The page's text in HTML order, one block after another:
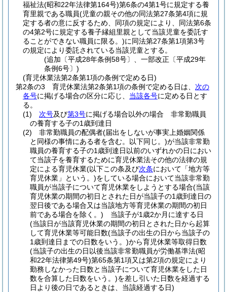
福祉法(昭和22年法律第164号)第6条の4第1号に規定する養
育里親である職員(児童の親その他の同法第27条第4項に規
定する者の意に反するため、同項の規定により、同法第6条
の4第2号に規定する養子縁組里親として当該児童を委託す
ることができない職員に限る。)に同法第27条第1項第3号
の規定により委託されている当該児童とする。
(追加〔平成28年条例58号〕、一部改正〔平成29年
条例6号〕)
(育児休業法第2条第1項の条例で定める日)
第2条の3
育児休業法第2条第1項の条例で定める日は、 次の
各号に掲げる場合の区分に応じ、 当該各号に定める日とす
る。
(1)
次号及び第3号に掲げる場合以外の場合 非常勤職員
の養育する子の1歳到達日
(2)
非常勤職員の配偶者(届出をしないが事実上婚姻関係
と同様の事情にある者を含む。以下同じ。)が当該非常勤
職員の養育する子の1歳到達日以前のいずれかの日におい
て当該子を養育するために育児休業法その他の法律の規
定による育児休業(以下この条及び次条において「地方等
育児休業」という。)をしている場合において当該非常勤
職員が当該子について育児休業をしようとする場合(当該
育児休業の期間の初日とされた日が当該子の1歳到達日の
翌日後である場合又は当該地方等育児休業の期間の初日
前である場合を除く。) 当該子が1歳2か月に達する日
(当該日が当該育児休業の期間の初日とされた日から起算
して育児休業等可能日数(当該子の出生の日から当該子の
1歳到達日までの日数をいう。)から育児休業等取得日数
(当該子の出生の日以後当該非常勤職員が労働基準法(昭
和22年法律第49号)第65条第1項又は第2項の規定により
勤務しなかった日数と当該子について育児休業をした日
数を合算した日数をいう。)を差し引いた日数を経過する
日より後の日であるときは、当該経過する日)